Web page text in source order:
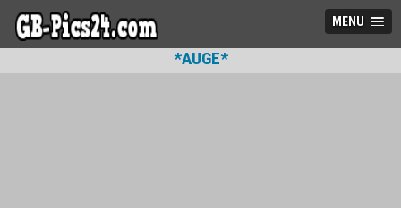
MENU
*AUGE*